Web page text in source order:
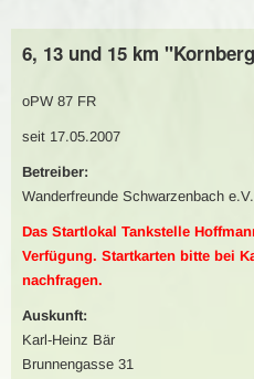
6, 13 und 15 km
oPW 87 FR
seit 17.05.2007
Betreiber:
Wanderfreunde Schwarzenbach e.V.
Das Startlokal Tankstelle
Verfügung. Startkarten bitte bei
nachfragen.
Auskunft:
Karl-Heinz Bär
Brunnengasse 31